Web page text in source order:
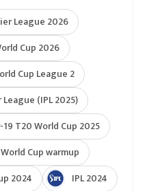
League 2026
Cup 2026
Cup League 2
(IPL 2025)
19 T20 World Cup 2025
Cup warmup
2024
IPL 2024